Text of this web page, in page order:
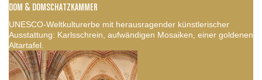
DOM & DOMSCHATZKAMMER
UNESCO-Weltkulturerbe mit herausragender künstlerischer
Ausstattung: Karlsschrein, aufwändigen Mosaiken, einer goldenen
Altartafel.